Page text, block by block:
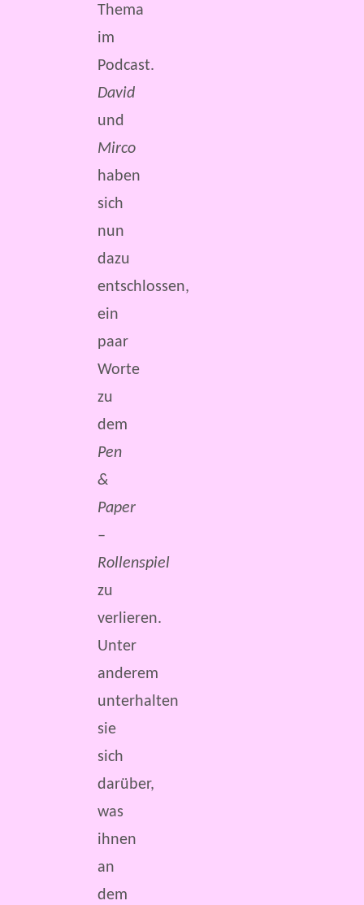
Thema
im
Podcast.
David
und
Mirco
haben
sich
nun
dazu
entschlossen,
ein
paar
Worte
zu
dem
Pen
&
Paper
–
Rollenspiel
zu
verlieren.
Unter
anderem
unterhalten
sie
sich
darüber,
was
ihnen
an
dem